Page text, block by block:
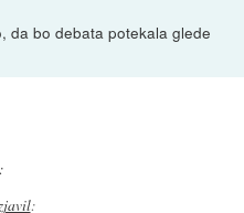
da bo debata potekala glede
:
: